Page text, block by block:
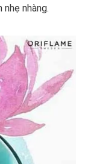
nhàng.